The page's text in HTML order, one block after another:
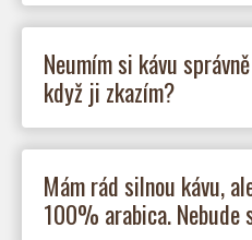
Neumím si kávu
když ji zkazím?
Mám rád silnou kávu,
100% arabica. Nebude